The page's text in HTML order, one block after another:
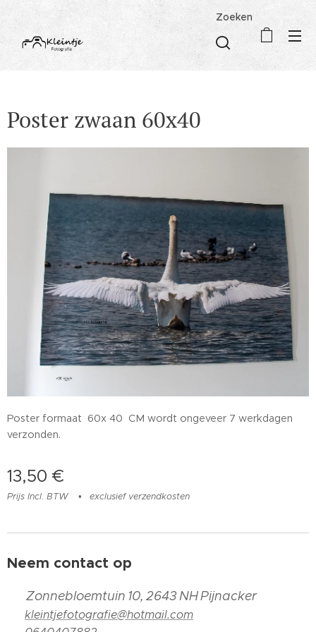
Zoeken
Poster zwaan 60x40
Poster formaat 60x 40 CM wordt ongeveer 7 werkdagen
verzonden.
13,50 €
Prijs Incl. BTW exclusief verzendkosten
Neem contact op
Zonnebloemtuin 10, 2643 NH Pijnacker
kleintjefotografie@hotmail.com